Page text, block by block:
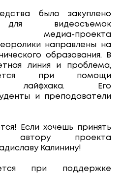
было закуплено
для видеосъемок
медиа-проекта
направлены на
образования. В
линия и проблема,
при помощи
лайфхака. Его
и преподаватели
Если хочешь принять
автору проекта
Калинину!
при поддержке